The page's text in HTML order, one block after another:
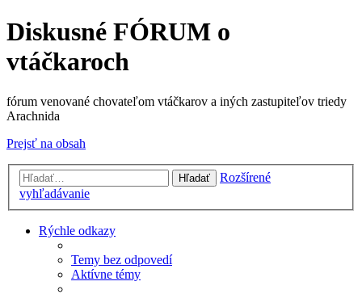
Diskusné FÓRUM o
vtáčkaroch
fórum venované chovateľom vtáčkarov a iných zastupiteľov triedy
Arachnida
Prejsť na obsah
Hľadať
Rozšírené
vyhľadávanie
Rýchle odkazy
Temy bez odpovedí
Aktívne témy